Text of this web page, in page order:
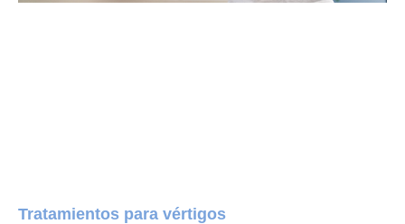
Tratamientos para vértigos